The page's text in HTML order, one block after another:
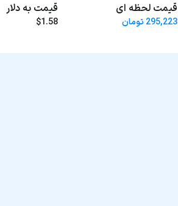
قیمت لحظه ای
295,223 تومان
قیمت به دلار
$1.58